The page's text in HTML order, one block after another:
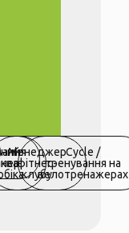
Менеджер
фітнес-
клубу
Cycle /
тренування на
велотренажерах